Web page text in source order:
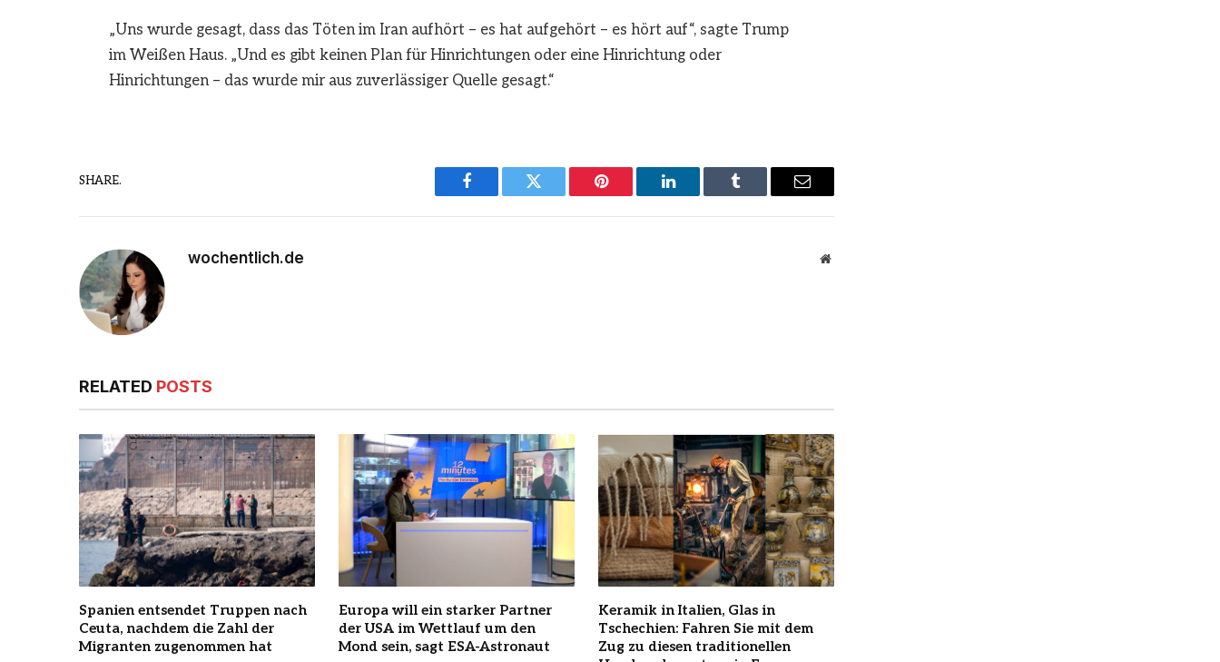
„Uns wurde gesagt, dass das Töten im Iran aufhört – es hat aufgehört – es hört auf“, sagte Trump
im Weißen Haus. „Und es gibt keinen Plan für Hinrichtungen oder eine Hinrichtung oder
Hinrichtungen – das wurde mir aus zuverlässiger Quelle gesagt.“
SHARE.
Facebook Twitter Pinterest LinkedIn Tumblr Email
wochentlich.de Website
RELATED POSTS
Spanien entsendet Truppen nach
Ceuta, nachdem die Zahl der
Migranten zugenommen hat
Europa will ein starker Partner
der USA im Wettlauf um den
Mond sein, sagt ESA-Astronaut
Keramik in Italien, Glas in
Tschechien: Fahren Sie mit dem
Zug zu diesen traditionellen